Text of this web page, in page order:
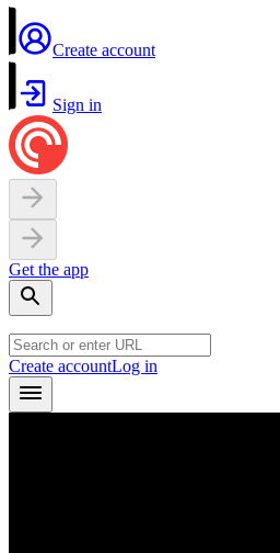
Create account
Sign in
Get the app
Create accountLog in